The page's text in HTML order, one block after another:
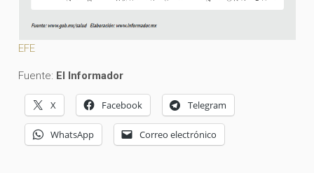
EFE
Fuente: El Informador
X Facebook Telegram
WhatsApp Correo electrónico